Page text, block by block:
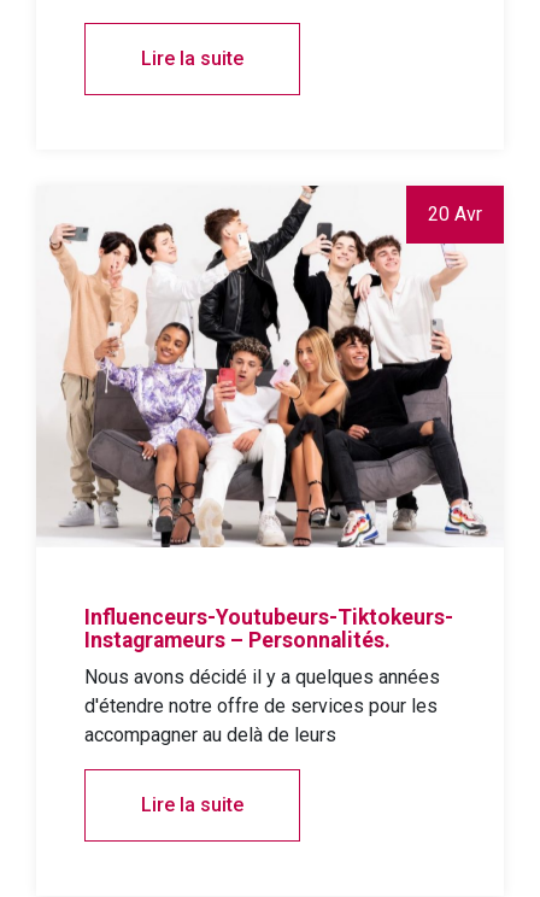
Lire la suite
20 Avr
Influenceurs-Youtubeurs-Tiktokeurs-
Instagrameurs – Personnalités.
Nous avons décidé il y a quelques années
d'étendre notre offre de services pour les
accompagner au delà de leurs
Lire la suite